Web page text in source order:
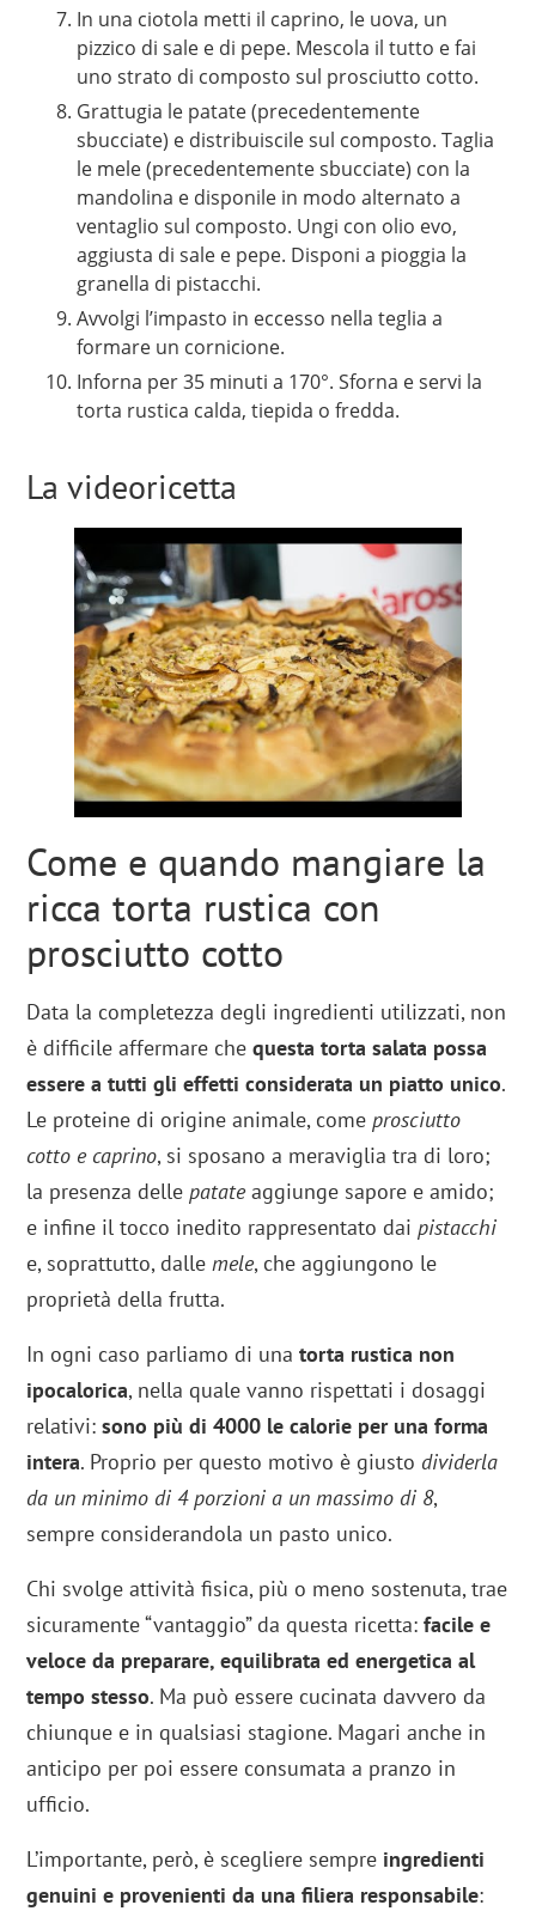
In una ciotola metti il caprino, le uova, un
pizzico di sale e di pepe. Mescola il tutto e fai
uno strato di composto sul prosciutto cotto.
Grattugia le patate (precedentemente
sbucciate) e distribuiscile sul composto. Taglia
le mele (precedentemente sbucciate) con la
mandolina e disponile in modo alternato a
ventaglio sul composto. Ungi con olio evo,
aggiusta di sale e pepe. Disponi a pioggia la
granella di pistacchi.
Avvolgi l’impasto in eccesso nella teglia a
formare un cornicione.
Inforna per 35 minuti a 170°. Sforna e servi la
torta rustica calda, tiepida o fredda.
La videoricetta
Come e quando mangiare la
ricca torta rustica con
prosciutto cotto
Data la completezza degli ingredienti utilizzati, non
è difficile affermare chequesta torta salata possa
essere a tutti gli effetti considerata un piatto unico.
Le proteine di origine animale, comeprosciutto
cotto e caprino, si sposano a meraviglia tra di loro;
la presenza dellepatateaggiunge sapore e amido;
e infine il tocco inedito rappresentato daipistacchi
e, soprattutto, dallemele, che aggiungono le
proprietà della frutta.
In ogni caso parliamo di unatorta rustica non
ipocalorica, nella quale vanno rispettati i dosaggi
relativi:sono più di 4000 le calorie per una forma
intera. Proprio per questo motivo è giusto dividerla
da un minimo di 4 porzioni a un massimo di 8,
sempre considerandola un pasto unico.
Chi svolge attività fisica, più o meno sostenuta, trae
sicuramente “vantaggio” da questa ricetta:facile e
veloce da preparare, equilibrata ed energetica al
tempo stesso. Ma può essere cucinata davvero da
chiunque e in qualsiasi stagione. Magari anche in
anticipo per poi essere consumata a pranzo in
ufficio.
L’importante, però, è scegliere sempre ingredienti
genuini e provenienti da una filiera responsabile: